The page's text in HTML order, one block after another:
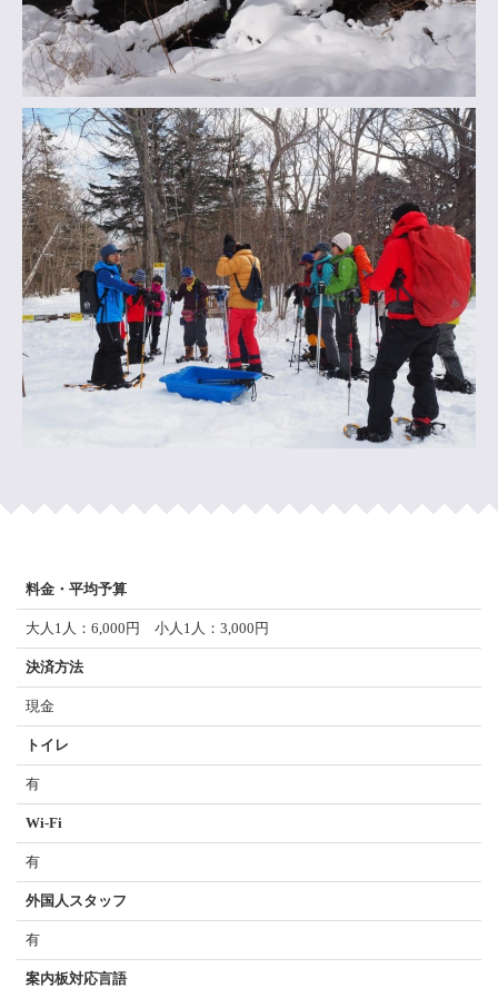
料金・平均予算
大人1人：6,000円 小人1人：3,000円
決済方法
現金
トイレ
有
Wi-Fi
有
外国人スタッフ
有
案内板対応言語